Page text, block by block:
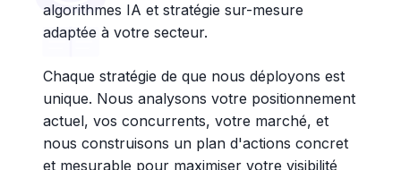
algorithmes IA et stratégie sur-mesure
adaptée à votre secteur.
Chaque stratégie de que nous déployons est
unique. Nous analysons votre positionnement
actuel, vos concurrents, votre marché, et
nous construisons un plan d'actions concret
et mesurable pour maximiser votre visibilité